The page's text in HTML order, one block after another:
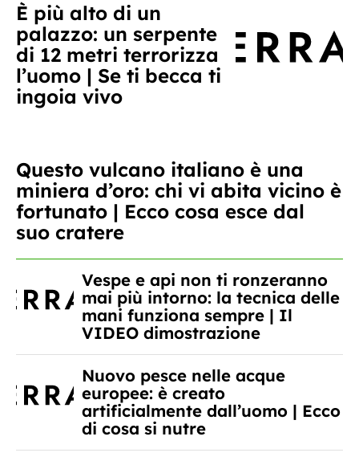
È più alto di un
palazzo: un serpente
di 12 metri terrorizza
l’uomo | Se ti becca ti
ingoia vivo
Questo vulcano italiano è una
miniera d’oro: chi vi abita vicino è
fortunato | Ecco cosa esce dal
suo cratere
Vespe e api non ti ronzeranno
mai più intorno: la tecnica delle
mani funziona sempre | Il
VIDEO dimostrazione
Nuovo pesce nelle acque
europee: è creato
artificialmente dall’uomo | Ecco
di cosa si nutre